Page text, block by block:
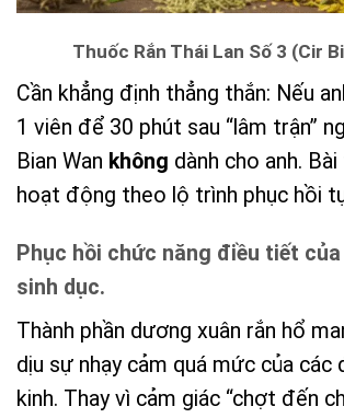
Thuốc Rắn Thái Lan Số 3 (Cir
Cần khẳng định thẳng thắn: Nếu
1 viên để 30 phút sau “lâm trận”
Bian Wan không dành cho anh.
hoạt động theo lộ trình phục hồi
Phục hồi chức năng điều tiết
sinh dục.
Thành phần dương xuân rắn hổ
dịu sự nhạy cảm quá mức của các
kinh. Thay vì cảm giác “chợt đến